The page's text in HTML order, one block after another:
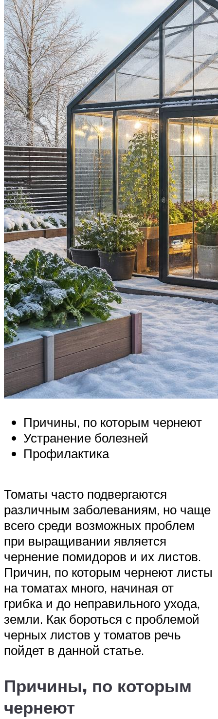
Причины, по которым чернеют
Устранение болезней
Профилактика
Томаты часто подвергаются
различным заболеваниям, но чаще
всего среди возможных проблем
при выращивании является
чернение помидоров и их листов.
Причин, по которым чернеют листы
на томатах много, начиная от
грибка и до неправильного ухода,
земли. Как бороться с проблемой
черных листов у томатов речь
пойдет в данной статье.
Причины, по которым
чернеют